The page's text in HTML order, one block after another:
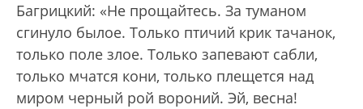
Багрицкий: «Не прощайтесь. За туманом
сгинуло былое. Только птичий крик тачанок,
только поле злое. Только запевают сабли,
только мчатся кони, только плещется над
миром черный рой вороний. Эй, весна!